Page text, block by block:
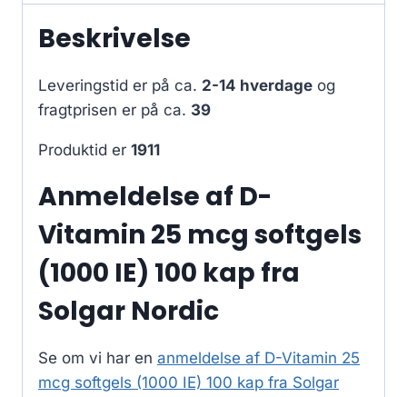
Beskrivelse
Leveringstid er på ca. 2-14 hverdage og
fragtprisen er på ca. 39
Produktid er 1911
Anmeldelse af D-
Vitamin 25 mcg softgels
(1000 IE) 100 kap fra
Solgar Nordic
Se om vi har en anmeldelse af D-Vitamin 25
mcg softgels (1000 IE) 100 kap fra Solgar